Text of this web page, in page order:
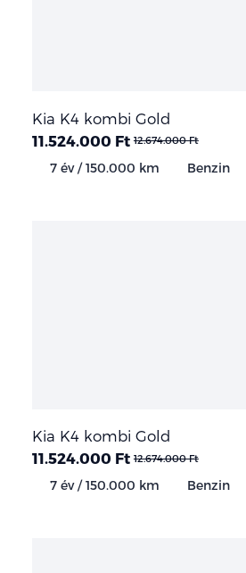
Kia K4 kombi Gold
11.524.000 Ft 12.674.000 Ft
7 év / 150.000 km Benzin
Kia K4 kombi Gold
11.524.000 Ft 12.674.000 Ft
7 év / 150.000 km Benzin